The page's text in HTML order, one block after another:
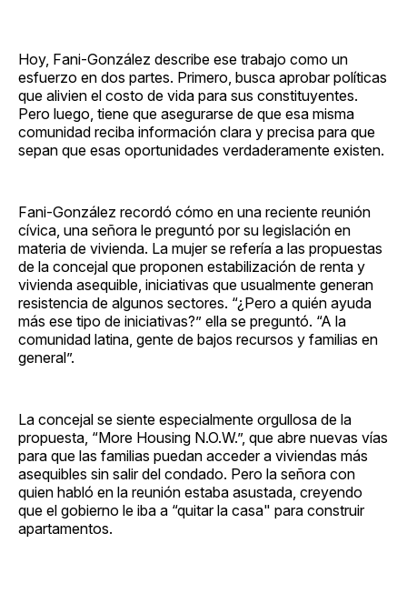
Hoy, Fani-González describe ese trabajo como un
esfuerzo en dos partes. Primero, busca aprobar políticas
que alivien el costo de vida para sus constituyentes.
Pero luego, tiene que asegurarse de que esa misma
comunidad reciba información clara y precisa para que
sepan que esas oportunidades verdaderamente existen.
Fani-González recordó cómo en una reciente reunión
cívica, una señora le preguntó por su legislación en
materia de vivienda. La mujer se refería a las propuestas
de la concejal que proponen estabilización de renta y
vivienda asequible, iniciativas que usualmente generan
resistencia de algunos sectores. “¿Pero a quién ayuda
más ese tipo de iniciativas?” ella se preguntó. “A la
comunidad latina, gente de bajos recursos y familias en
general”.
La concejal se siente especialmente orgullosa de la
propuesta, “More Housing N.O.W.”, que abre nuevas vías
para que las familias puedan acceder a viviendas más
asequibles sin salir del condado. Pero la señora con
quien habló en la reunión estaba asustada, creyendo
que el gobierno le iba a “quitar la casa" para construir
apartamentos.